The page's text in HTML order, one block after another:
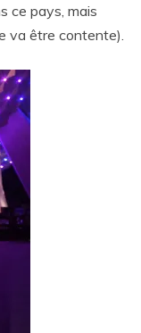
ce pays, mais
va être contente).